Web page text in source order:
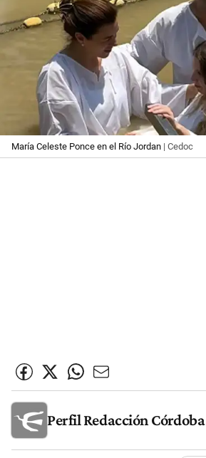
María Celeste Ponce en el Río Jordan | Cedoc
Perfil Redacción Córdoba